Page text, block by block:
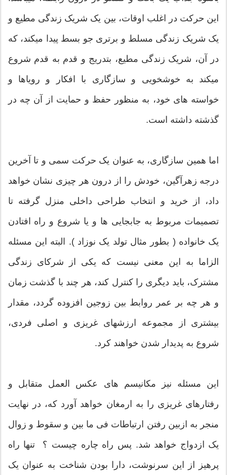
این حرکت در اغلب اوقات، بین یک شریک زندگی مطیع و
یک شریک زندگی مسلط و برتری جو بسط پیدا میکند، که
در آن، شریک زندگی مطیع، بتدریج و قدم به قدم شروع
میکند به خوشخویی و سازگاری با افکار و رویاها و
خواسته های خود، به منظور حفظ و حمایت از آن چه در
گذشته داشته است.
اما همین سازگاری، به عنوان یک حرکت سمی و تا آخرین
درجه زهرآگین، خودش را از درون هر چیزی نشان خواهد
داد، از خرید و انتخاب طراحی داخلی منزل گرفته تا
تصمیمات مربوط به جابجایی ها و یا شروع و راه افتادن
یک خانواده ( بطور مثال تولد یک نوزاد ). البته این مسئله
الزاما به این معنی نیست که یکی از شرکای زندگی
مشترک، باید دیگری را کنترل کند، هر چند با گذشت زمان
و هر چه بر عمر روابط بین زوجین افزوده گردد، مقدار
بیشتری از مجموعه ارزشهای غریزی و اصلی فردی،
شروع به پدیدار شدن خواهند کرد.
این مسئله نیز مکانیسم های عکس العمل متقابل و
رفتارهای غریزی را به ارمغان خواهد آورد که، در نهایت
منجر به ازبین رفتن ارتباطات فی ما بین و سقوط و زوال
یک ازدواج خواهد شد. پس راه چاره چیست ؟ تنها راه
پرهیز از این سرنوشت، دارا بودن شناخت به عنوان یک